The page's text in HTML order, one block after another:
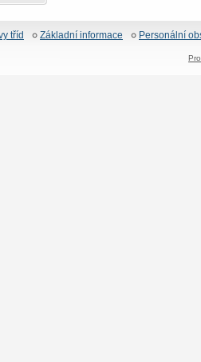
tříd Základní informace Personální